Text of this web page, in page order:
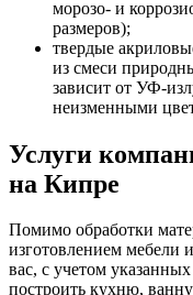
морозо- и
размеров);
твердые
из смеси
зависит от УФ-
неизменными
Услуги
на Кипре
Помимо обработки
изготовлением мебели
вас, с учетом
построить кухню,